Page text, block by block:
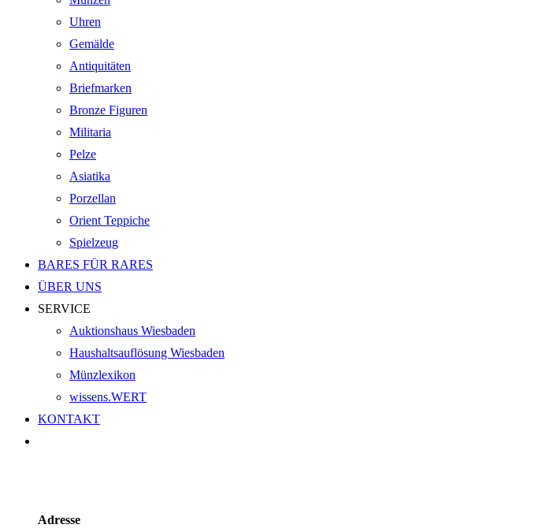
Uhren
Gemälde
Antiquitäten
Briefmarken
Bronze Figuren
Militaria
Pelze
Asiatika
Porzellan
Orient Teppiche
Spielzeug
BARES FÜR RARES
ÜBER UNS
SERVICE
Auktionshaus Wiesbaden
Haushaltsauflösung Wiesbaden
Münzlexikon
wissens.WERT
KONTAKT
Adresse